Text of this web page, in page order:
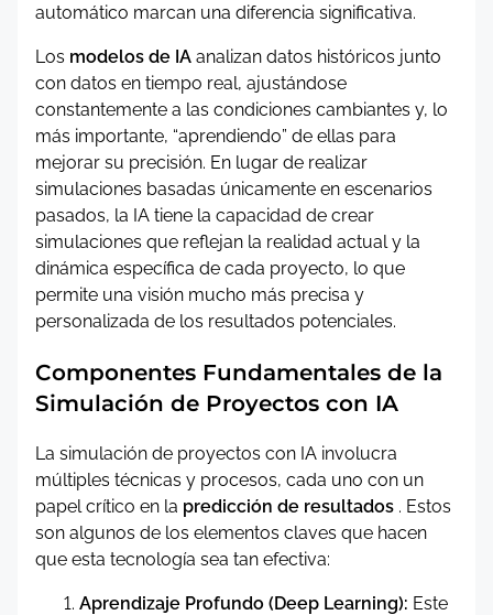
automático marcan una diferencia significativa.
Los modelos de IA analizan datos históricos junto
con datos en tiempo real, ajustándose
constantemente a las condiciones cambiantes y, lo
más importante, “aprendiendo” de ellas para
mejorar su precisión. En lugar de realizar
simulaciones basadas únicamente en escenarios
pasados, la IA tiene la capacidad de crear
simulaciones que reflejan la realidad actual y la
dinámica específica de cada proyecto, lo que
permite una visión mucho más precisa y
personalizada de los resultados potenciales.
Componentes Fundamentales de la
Simulación de Proyectos con IA
La simulación de proyectos con IA involucra
múltiples técnicas y procesos, cada uno con un
papel crítico en la predicción de resultados . Estos
son algunos de los elementos claves que hacen
que esta tecnología sea tan efectiva:
Aprendizaje Profundo (Deep Learning): Este